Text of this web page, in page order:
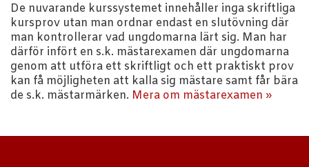
De nuvarande kurssystemet innehåller inga skriftliga
kursprov utan man ordnar endast en slutövning där
man kontrollerar vad ungdomarna lärt sig. Man har
därför infört en s.k. mästarexamen där ungdomarna
genom att utföra ett skriftligt och ett praktiskt prov
kan få möjligheten att kalla sig mästare samt får bära
de s.k. mästarmärken. Mera om mästarexamen »